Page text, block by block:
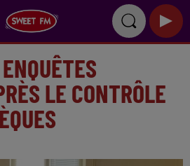
LE CONTRÔLE